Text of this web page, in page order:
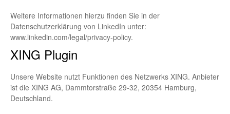
Weitere Informationen hierzu finden Sie in der
Datenschutzerklärung von LinkedIn unter:
www.linkedin.com/legal/privacy-policy.
XING Plugin
Unsere Website nutzt Funktionen des Netzwerks XING. Anbieter
ist die XING AG, Dammtorstraße 29-32, 20354 Hamburg,
Deutschland.